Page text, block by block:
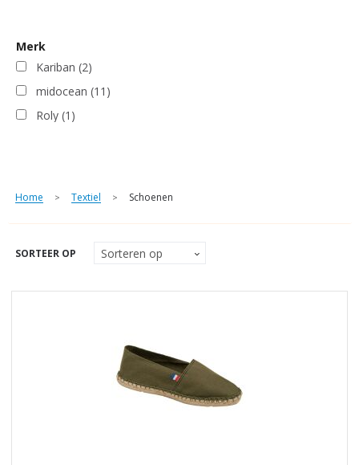
Merk
Kariban (2)
midocean (11)
Roly (1)
Home > Textiel > Schoenen
SORTEER OP